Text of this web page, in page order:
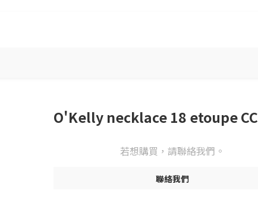
O'Kelly necklace 18 etoupe CC
若想購買，請聯絡我們。
聯絡我們